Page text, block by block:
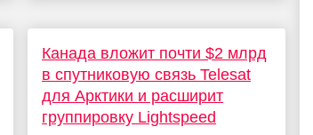
Канада вложит почти $2 млрд
в спутниковую связь Telesat
для Арктики и расширит
группировку Lightspeed